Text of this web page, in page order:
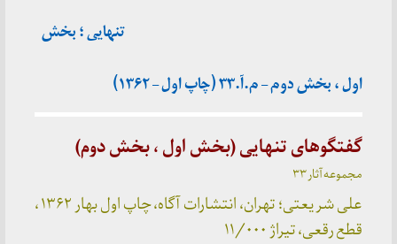
تنهایی ؛ بخش
اول ، بخش دوم – م.آ.۳۳ (چاپ اول – ۱۳۶۲)
گفتگوهای تنهایی (بخش اول ، بخش دوم)
مجموعه آثار ۳۳
علی شریعتی؛ تهران، انتشارات آگاه، چاپ اول بهار ۱۳۶۲ ،
قطع رقعی، تیراژ ۱۱/۰۰۰